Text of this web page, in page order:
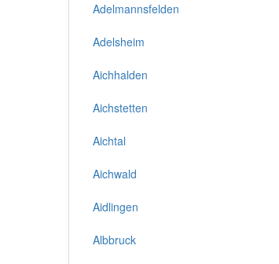
Adelmannsfelden
Adelsheim
Aichhalden
Aichstetten
Aichtal
Aichwald
Aidlingen
Albbruck